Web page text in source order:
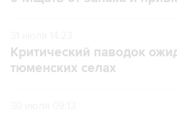
Критический паводок
тюменских селах